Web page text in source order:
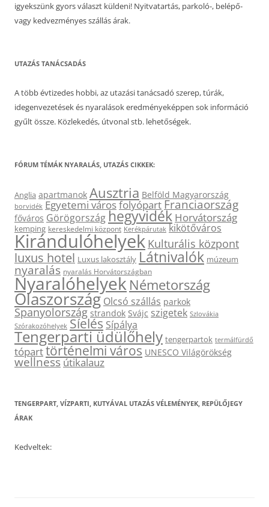
igyekszünk gyors választ küldeni! Nyitvatartás, parkoló-, belépő-
vagy kedvezményes szállás árak.
UTAZÁS TANÁCSADÁS
A több évtizedes hobbi, az utazási tanácsadó szerep, túrák,
idegenvezetések és nyaralások eredményeképpen sok információ
gyűlt össze. Közlekedés, útvonal stb. lehetőségek.
FÓRUM TÉMÁK NYARALÁS, UTAZÁS CIKKEK:
Anglia apartmanok Ausztria Belföld Magyarország
borvidék Egyetemi városfolyópartFranciaország
főváros Görögországhegyvidék Horvátország
kemping kereskedelmi központ Kerékpárutak kikötőváros
Kirándulóhelyek Kulturális központ
luxus hotel Luxus lakosztály Látnivalók múzeum
nyaralás nyaralás Horvátországban
Nyaralóhelyek Németország
Olaszország Olcsó szállás parkok
Spanyolország strandok Svájc szigetek Szlovákia
Szórakozóhelyek Síelés Sípálya
Tengerparti üdülőhely tengerpartok termálfürdő
tóparttörténelmi város UNESCO Világörökség
wellnessútikalauz
TENGERPART, VÍZPARTI, KUTYÁVAL UTAZÁS VÉLEMÉNYEK, REPÜLŐJEGY
ÁRAK
Kedveltek: